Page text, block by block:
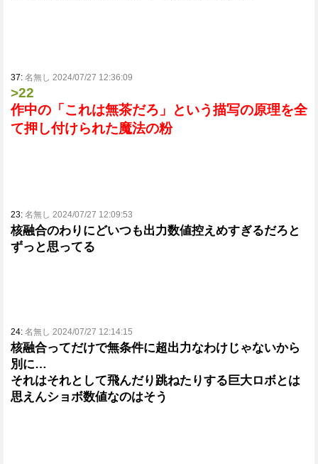
37: 名無し 2024/07/27 12:36:09
>22
作中の「これは無茶だろ」という描写の原理を全
て押し付けられた魔法の粉
23: 名無し 2024/07/27 12:09:53
核融合のわりにどいつも出力数値控えめすぎるだろと
ずっと思ってる
24: 名無し 2024/07/27 12:14:15
核融合ってだけで無条件に超出力なわけじゃないから
別に…
それはそれとして飛んだり跳ねたりする巨大ロボとは
思えんショボ数値なのはそう